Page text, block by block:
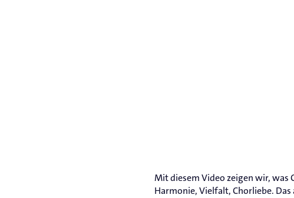
Mit diesem Video zeigen wir, was
Harmonie, Vielfalt, Chorliebe. Das